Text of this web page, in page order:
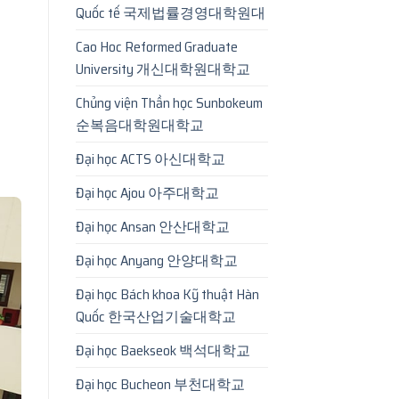
Quốc tế 국제법률경영대학원대
Cao Hoc Reformed Graduate
University 개신대학원대학교
Chủng viện Thần học Sunbokeum
순복음대학원대학교
Đại học ACTS 아신대학교
Đại học Ajou 아주대학교
Đại học Ansan 안산대학교
Đại học Anyang 안양대학교
Đại học Bách khoa Kỹ thuật Hàn
Quốc 한국산업기술대학교
Đại học Baekseok 백석대학교
Đại học Bucheon 부천대학교